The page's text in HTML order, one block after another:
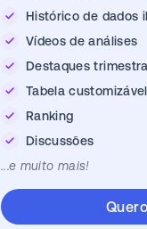
Histórico de dados
Vídeos de análises
Destaques
Tabela customizável
Ranking
Discussões
...e muito mais!